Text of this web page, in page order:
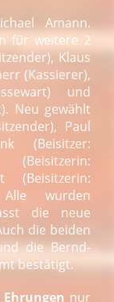
Amann.
für weitere 2
Klaus
(Kassierer),
und
Neu gewählt
Paul
(Beisitzer:
(Beisitzerin:
Alle wurden
die neue
die beiden
die Bernd-
bestätigt.
Ehrungen nur